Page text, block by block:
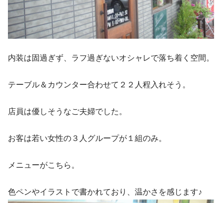
内装は固過ぎず、ラフ過ぎないオシャレで落ち着く空間。
テーブル＆カウンター合わせて２２人程入れそう。
店員は優しそうなご夫婦でした。
お客は若い女性の３人グループが１組のみ。
メニューがこちら。
色ペンやイラストで書かれており、温かさを感じます♪